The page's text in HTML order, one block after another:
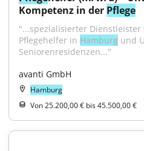
Kompetenz in der Pflege
"...spezialisierter
Pflegehelfer in Hamburg und
Seniorenresidenzen..."
avanti GmbH
Hamburg
Von 25.200,00 € bis 45.500,00 €